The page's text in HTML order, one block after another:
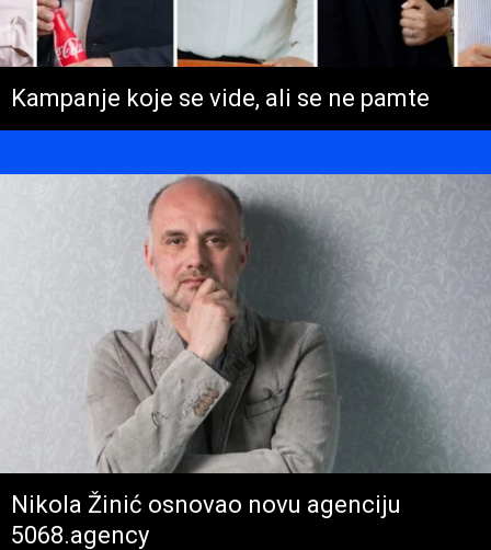
Kampanje koje se vide, ali se ne pamte
Nikola Žinić osnovao novu agenciju
5068.agency